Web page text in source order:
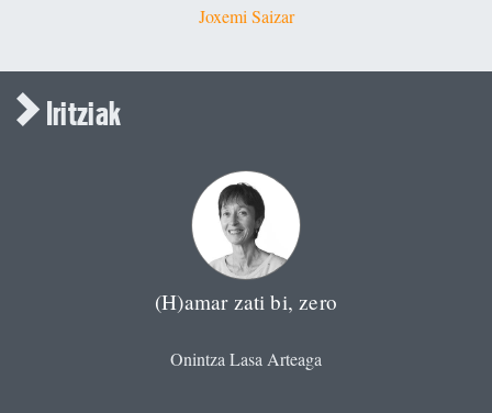
Joxemi Saizar
Iritziak
(H)amar zati bi, zero
Onintza Lasa Arteaga